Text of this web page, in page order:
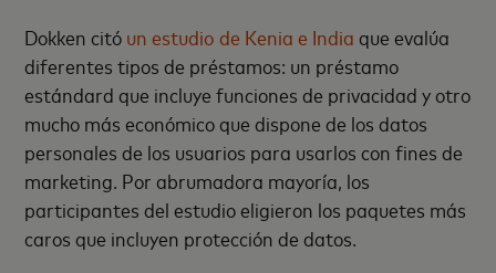
Dokken citó un estudio de Kenia e India que evalúa
diferentes tipos de préstamos: un préstamo
estándard que incluye funciones de privacidad y otro
mucho más económico que dispone de los datos
personales de los usuarios para usarlos con fines de
marketing. Por abrumadora mayoría, los
participantes del estudio eligieron los paquetes más
caros que incluyen protección de datos.